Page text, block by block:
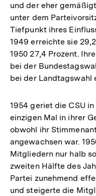
und der eher
unter dem
Tiefpunkt ihres
1949 erreichte sie
1950 27,4 Prozent.
bei der
bei der Landtagswahl
1954 geriet die CSU
einzigen Mal in ihrer
obwohl ihr
angewachsen war.
Mitgliedern nur halb
zweiten Hälfte des
Partei zunehmend
und steigerte die